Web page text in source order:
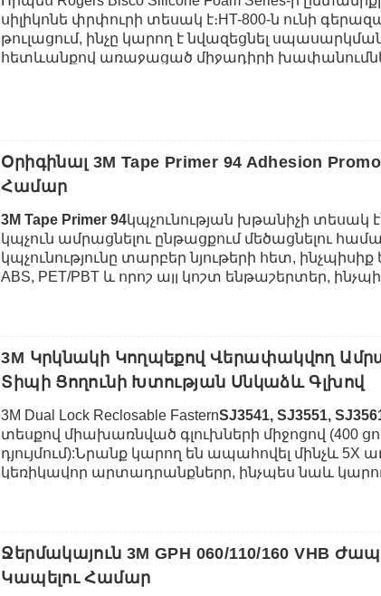
և այլն:
սիլիկոնե փրփուրի տեսակ է։HT-800-ն ունի
թուլացում, ինչը կարող է նվազեցնել
հետևանքով առաջացած միջադիրի
մեկուսացումը էլեկտրոնային
զգայուն կպչուն ժապավեններով, ինչպիսիք են
ձևերի և չափերի կտրված մածուկ:HT-800
որպես միջադիր և կնքող, բացը լցնող և բարձող,
մեկուսացում տարբեր ոլորտներում, ինչպիսիք են
հավաքումը, ավտոմեքենաների արտադրությունը
պաշտպանությունը և այլն:
Օրիգինալ 3M Tape Primer 94 Adhesion
Համար
3M Tape Primer 94կպչունության խթանիչի տեսակ
կպչուն ամրացնելու ընթացքում մեծացնելու
կպչունությունը տարբեր նյութերի հետ,
ABS, PET/PBT և որոշ այլ կոշտ ենթաշերտեր,
մետաղը և ներկված մետաղական մակերեսները և
ֆիլմի և վինիլային գրաֆիկայի կպչունությունը
3M Կրկնակի Կողպեքով Վերափակվող
Տիպի Ցողունի Խտության Սնկաձև Գլխով
3M Dual Lock Reclosable FasternSJ3541, SJ3551,
տեսքով միախառնված գլուխների միջոցով (400
դյույմում):Նրանք կարող են ապահովել մինչև
կեռիկավոր արտադրանքները, ինչպես նաև
զուգակցվում են 170 և 250 տիպի ցողունների
սոսինձով է, իսկ SJ3551-ը՝ սպիտակ ակրիլային
թափանցիկ ակրիլային սոսինձով է, որը լավ
մետաղները, ապակիները և պլաստմասսաները,
Ջերմակայուն 3M GPH 060/110/160 VHB
Կապելու Համար